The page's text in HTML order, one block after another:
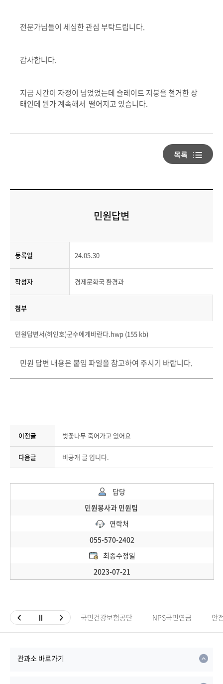
전문가님들이 세심한 관심 부탁드립니다.
감사합니다.
지금 시간이 자정이 넘었었는데 슬레이트 지붕을 철거한 상
태인데 뭔가 계속해서 떨어지고 있습니다.
민원답변
등록일 24.05.30
작성자 경제문화국 환경과
첨부
민원답변서(허인호)군수에게바란다.hwp (155 kb)
민원 답변 내용은 붙임 파일을 참고하여 주시기 바랍니다.
이전글 벚꽃나무 죽어가고 있어요
다음글 비공개 글 입니다.
담당
민원봉사과 민원팀
연락처
055-570-2402
최종수정일
2023-07-21
국민건강보험공단 NPS국민연금 안
관과소 바로가기